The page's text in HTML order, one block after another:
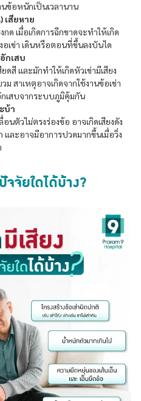
ข้อหนักเป็นเวลานาน
เสียหาย
ด เมื่อเกิดการฉีกขาดจะทำให้เกิด
อเข่า เดินหรือตอนที่ขึ้นลงบันได
กเสบ
ดสี และมักทำให้เกิดหัวเข่ามีเสียง
สาเหตุอาจเกิดจากใช้งานข้อเข่า
เสบจากระบบภูมิคุ้มกัน
บ้า
นตัวไม่ตรงร่องข้อ อาจเกิดเสียงดัง
ละอาจมีอาการปวดมากขึ้นเมื่อวิ่ง
จจัยใดได้บ้าง?